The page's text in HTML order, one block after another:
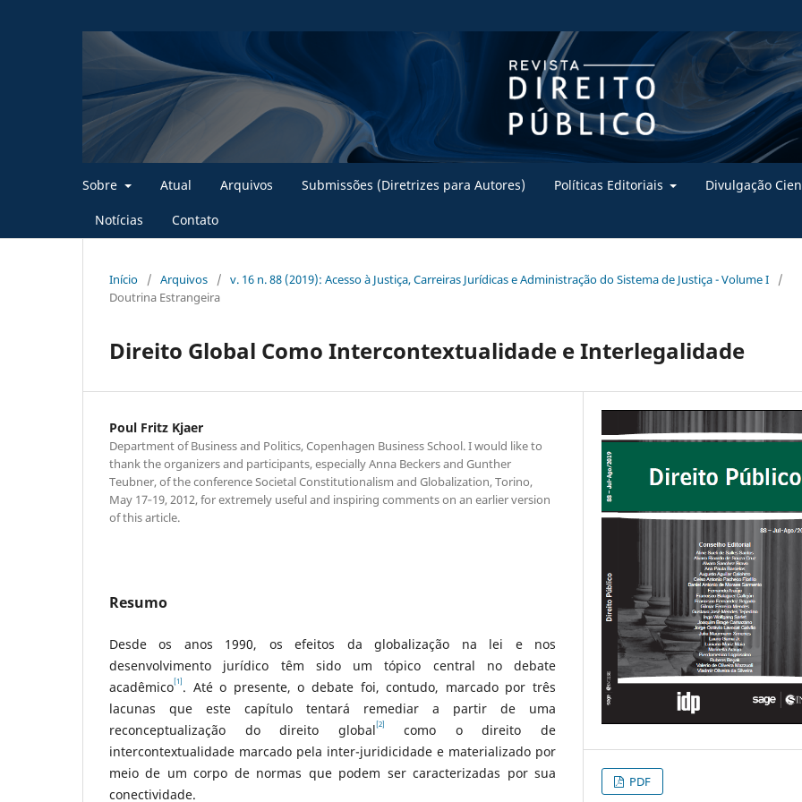
Sobre Atual Arquivos Submissões (Diretrizes para Autores) Políticas Editoriais Divulgação
Notícias Contato
Início / Arquivos / v. 16 n. 88 (2019): Acesso à Justiça, Carreiras Jurídicas e Administração do Sistema de Justiça - Volume I
/
Doutrina Estrangeira
Direito Global Como Intercontextualidade e Interlegalidade
Poul Fritz Kjaer
Department of Business and Politics, Copenhagen Business School. I would like to
thank the organizers and participants, especially Anna Beckers and Gunther
Teubner, of the conference Societal Constitutionalism and Globalization, Torino,
May 17‑19, 2012, for extremely useful and inspiring comments on an earlier version
of this article.
Resumo
Desde os anos 1990, os efeitos da globalização na lei e nos
desenvolvimento jurídico têm sido um tópico central no debate
acadêmico[1] . Até o presente, o debate foi, contudo, marcado por três
lacunas que este capítulo tentará remediar a partir de uma
reconceptualização do direito global [2]
como o direito de
intercontextualidade marcado pela inter-juridicidade e materializado por
meio de um corpo de normas que podem ser caracterizadas por sua
conectividade.
PDF